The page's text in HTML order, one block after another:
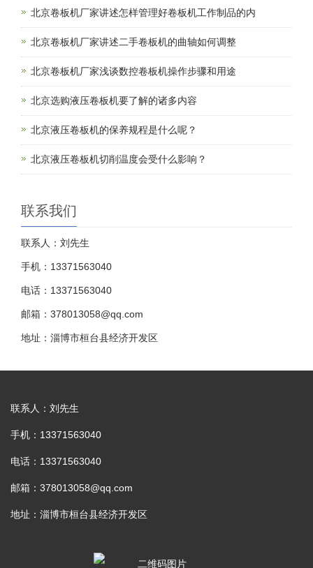
北京卷板机厂家讲述怎样管理好卷板机工作制品的内
北京卷板机厂家讲述二手卷板机的曲轴如何调整
北京卷板机厂家浅谈数控卷板机操作步骤和用途
北京选购液压卷板机要了解的诸多内容
北京液压卷板机的保养规程是什么呢？
北京液压卷板机切削温度会受什么影响？
联系我们
联系人：刘先生
手机：13371563040
电话：13371563040
邮箱：378013058@qq.com
地址：淄博市桓台县经济开发区
联系人：刘先生
手机：13371563040
电话：13371563040
邮箱：378013058@qq.com
地址：淄博市桓台县经济开发区